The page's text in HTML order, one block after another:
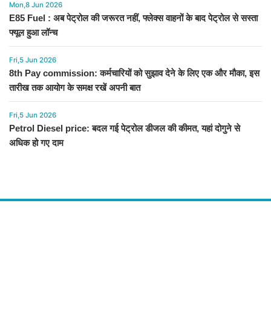
Mon,8 Jun 2026
E85 Fuel : अब पेट्रोल की जरूरत नहीं, फ्लेक्स वाहनों के बाद पेट्रोल से सस्ता
फ्यूल हुआ लॉन्च
Fri,5 Jun 2026
8th Pay commission: कर्मचारियों को सुझाव देने के लिए एक और मौका, इस
तारीख तक आयोग के समक्ष रखें अपनी बात
Fri,5 Jun 2026
Petrol Diesel price: बदल गई पेट्रोल डीजल की कीमत, यहां दोगुने से
अधिक हो गए दाम